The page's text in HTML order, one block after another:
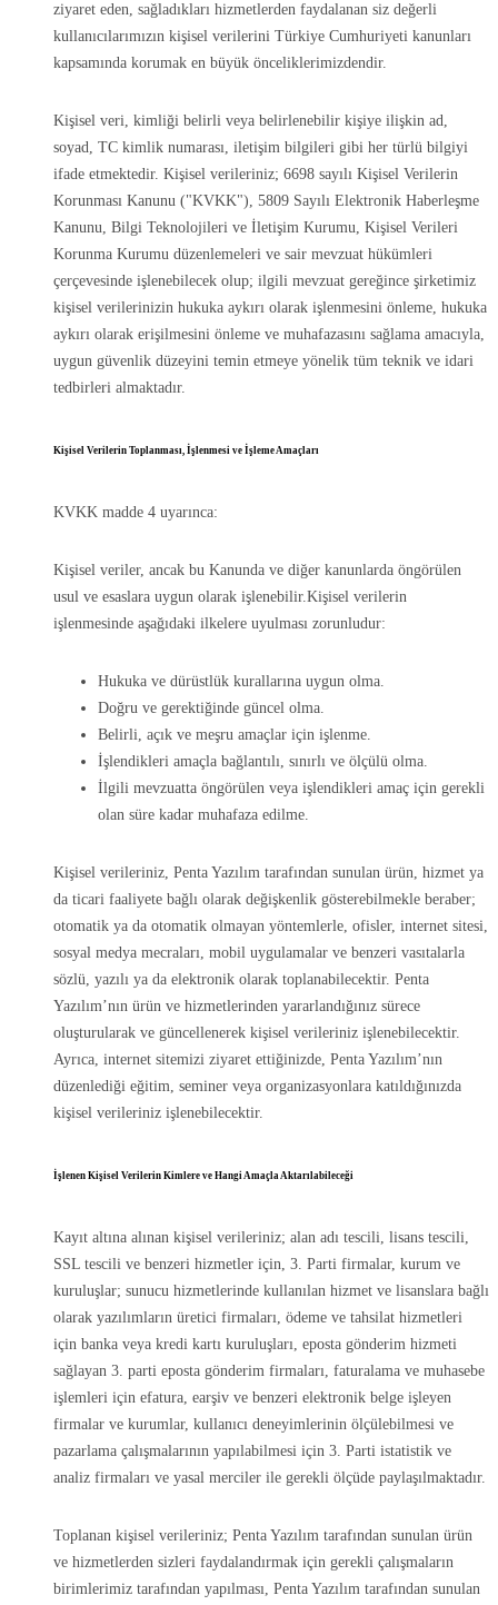
ziyaret eden, sağladıkları hizmetlerden faydalanan siz değerli
kullanıcılarımızın kişisel verilerini Türkiye Cumhuriyeti kanunları
kapsamında korumak en büyük önceliklerimizdendir.
Kişisel veri, kimliği belirli veya belirlenebilir kişiye ilişkin ad,
soyad, TC kimlik numarası, iletişim bilgileri gibi her türlü bilgiyi
ifade etmektedir. Kişisel verileriniz; 6698 sayılı Kişisel Verilerin
Korunması Kanunu ("KVKK"), 5809 Sayılı Elektronik Haberleşme
Kanunu, Bilgi Teknolojileri ve İletişim Kurumu, Kişisel Verileri
Korunma Kurumu düzenlemeleri ve sair mevzuat hükümleri
çerçevesinde işlenebilecek olup; ilgili mevzuat gereğince şirketimiz
kişisel verilerinizin hukuka aykırı olarak işlenmesini önleme, hukuka
aykırı olarak erişilmesini önleme ve muhafazasını sağlama amacıyla,
uygun güvenlik düzeyini temin etmeye yönelik tüm teknik ve idari
tedbirleri almaktadır.
Kişisel Verilerin Toplanması, İşlenmesi ve İşleme Amaçları
KVKK madde 4 uyarınca:
Kişisel veriler, ancak bu Kanunda ve diğer kanunlarda öngörülen
usul ve esaslara uygun olarak işlenebilir.Kişisel verilerin
işlenmesinde aşağıdaki ilkelere uyulması zorunludur:
Hukuka ve dürüstlük kurallarına uygun olma.
Doğru ve gerektiğinde güncel olma.
Belirli, açık ve meşru amaçlar için işlenme.
İşlendikleri amaçla bağlantılı, sınırlı ve ölçülü olma.
İlgili mevzuatta öngörülen veya işlendikleri amaç için gerekli
olan süre kadar muhafaza edilme.
Kişisel verileriniz, Penta Yazılım tarafından sunulan ürün, hizmet ya
da ticari faaliyete bağlı olarak değişkenlik gösterebilmekle beraber;
otomatik ya da otomatik olmayan yöntemlerle, ofisler, internet sitesi,
sosyal medya mecraları, mobil uygulamalar ve benzeri vasıtalarla
sözlü, yazılı ya da elektronik olarak toplanabilecektir. Penta
Yazılım’nın ürün ve hizmetlerinden yararlandığınız sürece
oluşturularak ve güncellenerek kişisel verileriniz işlenebilecektir.
Ayrıca, internet sitemizi ziyaret ettiğinizde, Penta Yazılım’nın
düzenlediği eğitim, seminer veya organizasyonlara katıldığınızda
kişisel verileriniz işlenebilecektir.
İşlenen Kişisel Verilerin Kimlere ve Hangi Amaçla Aktarılabileceği
Kayıt altına alınan kişisel verileriniz; alan adı tescili, lisans tescili,
SSL tescili ve benzeri hizmetler için, 3. Parti firmalar, kurum ve
kuruluşlar; sunucu hizmetlerinde kullanılan hizmet ve lisanslara bağlı
olarak yazılımların üretici firmaları, ödeme ve tahsilat hizmetleri
için banka veya kredi kartı kuruluşları, eposta gönderim hizmeti
sağlayan 3. parti eposta gönderim firmaları, faturalama ve muhasebe
işlemleri için efatura, earşiv ve benzeri elektronik belge işleyen
firmalar ve kurumlar, kullanıcı deneyimlerinin ölçülebilmesi ve
pazarlama çalışmalarının yapılabilmesi için 3. Parti istatistik ve
analiz firmaları ve yasal merciler ile gerekli ölçüde paylaşılmaktadır.
Toplanan kişisel verileriniz; Penta Yazılım tarafından sunulan ürün
ve hizmetlerden sizleri faydalandırmak için gerekli çalışmaların
birimlerimiz tarafından yapılması, Penta Yazılım tarafından sunulan